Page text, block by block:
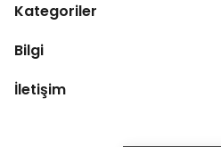
Kategoriler
Bilgi
İletişim